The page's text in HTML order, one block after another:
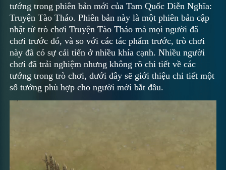
tướng trong phiên bản mới của Tam Quốc Diễn Nghĩa:
Truyện Tào Tháo. Phiên bản này là một phiên bản cập
nhật từ trò chơi Truyện Tào Tháo mà mọi người đã
chơi trước đó, và so với các tác phẩm trước, trò chơi
này đã có sự cải tiến ở nhiều khía cạnh. Nhiều người
chơi đã trải nghiệm nhưng không rõ chi tiết về các
tướng trong trò chơi, dưới đây sẽ giới thiệu chi tiết một
số tướng phù hợp cho người mới bắt đầu.